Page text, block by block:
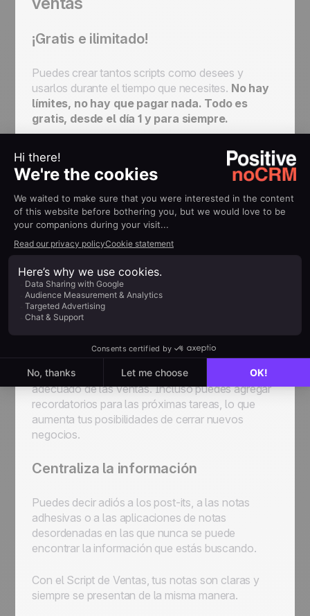
¡Gratis e ilimitado!
Puedes crear tantos scripts como desees y
usarlos durante el tiempo que necesites. No hay
límites, no hay que pagar nada. Todo es
gratis, desde el día 1 y para siempre.
Es seguro decir que ya no tienes excusa para no
probarlo.
Prueba el Script de Ventas: gratis y sin
límite. Para siempre.
Calificación simplificada
El Script de Ventas recopila datos en tiempo real
durante las llamadas de prospección y
calificación. Para hacer esto, simplemente marca
las casillas y completa algunos campos de texto.
Tus notas están limpias, se pueden usar de
inmediato y están listas para un seguimiento
adecuado de las ventas. Incluso puedes agregar
recordatorios para las próximas tareas, lo que
aumenta tus posibilidades de cerrar nuevos
negocios.
Centraliza la información
Puedes decir adiós a los post-its, a las notas
adhesivas o a las aplicaciones de notas
desordenadas en las que nunca se puede
encontrar la información que estás buscando.
Con el Script de Ventas, tus notas son claras y
siempre se presentan de la misma manera.